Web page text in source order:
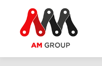
contenido